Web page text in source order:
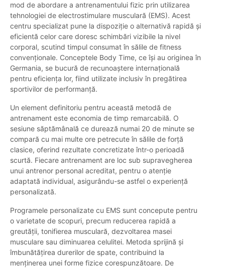
mod de abordare a antrenamentului fizic prin utilizarea
tehnologiei de electrostimulare musculară (EMS). Acest
centru specializat pune la dispoziție o alternativă rapidă și
eficientă celor care doresc schimbări vizibile la nivel
corporal, scutind timpul consumat în sălile de fitness
convenționale. Conceptele Body Time, ce își au originea în
Germania, se bucură de recunoaștere internațională
pentru eficiența lor, fiind utilizate inclusiv în pregătirea
sportivilor de performanță.
Un element definitoriu pentru această metodă de
antrenament este economia de timp remarcabilă. O
sesiune săptămânală ce durează numai 20 de minute se
compară cu mai multe ore petrecute în sălile de forță
clasice, oferind rezultate concretizate într-o perioadă
scurtă. Fiecare antrenament are loc sub supravegherea
unui antrenor personal acreditat, pentru o atenție
adaptată individual, asigurându-se astfel o experiență
personalizată.
Programele personalizate cu EMS sunt concepute pentru
o varietate de scopuri, precum reducerea rapidă a
greutății, tonifierea musculară, dezvoltarea masei
musculare sau diminuarea celulitei. Metoda sprijină și
îmbunătățirea durerilor de spate, contribuind la
menținerea unei forme fizice corespunzătoare. De